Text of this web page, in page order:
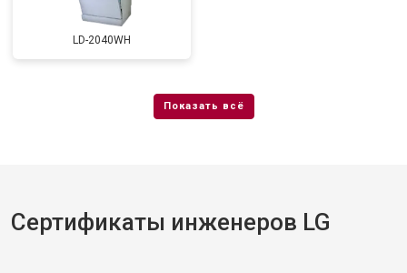
Замена заливного шланга с
системой Аквастоп
бесплатно
LD-2040WH
Сертификаты инженеров LG